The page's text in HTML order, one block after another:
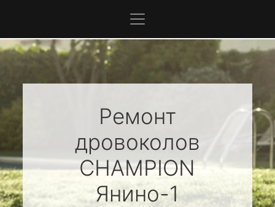
Ремонт
дровоколов
CHAMPION
Янино-1